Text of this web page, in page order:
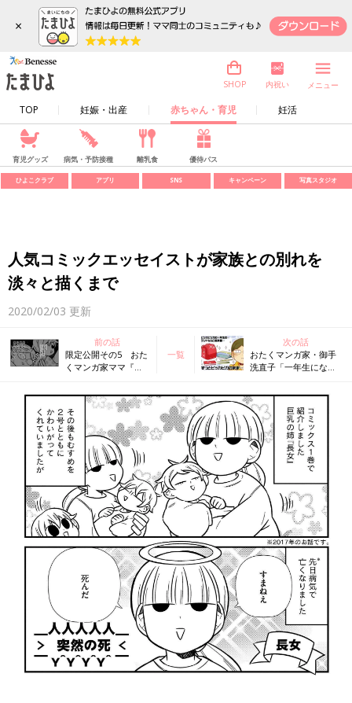
×
TOP 妊娠・出産 赤ちゃん・育児 妊活
SHOP 内祝い メニュー
育児グッズ 病気・予防接種 離乳食 優待パス
ひよこクラブ アプリ SNS キャンペーン 写真スタジオ
人気コミックエッセイストが家族との別れを
淡々と描くまで
2020/02/03 更新
前の話
限定公開その5 おた
くマンガ家ママ『さ
らない育児日記』
一覧
次の話
おたくマンガ家・御手
洗直子「一年生になっ